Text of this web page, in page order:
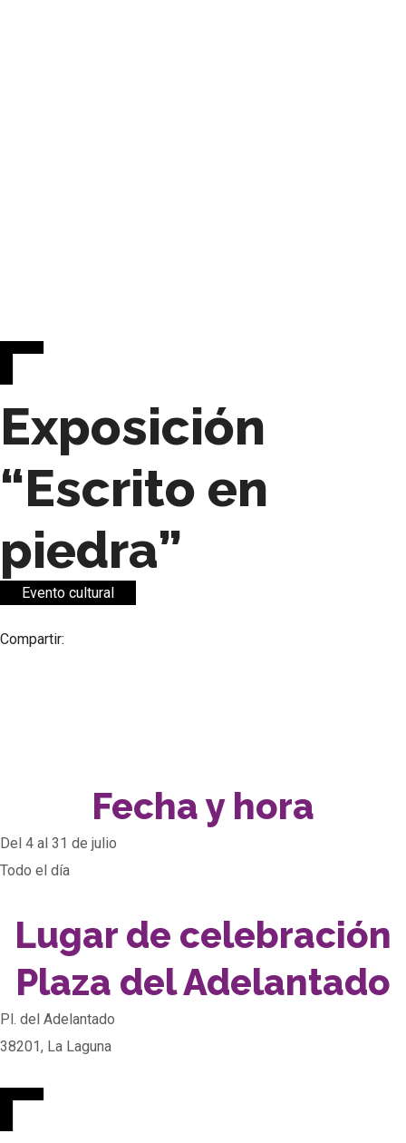
Exposición
“Escrito en
piedra”
Evento cultural
Compartir:
Fecha y hora
Del 4 al 31 de julio
Todo el día
Lugar de celebración
Plaza del Adelantado
Pl. del Adelantado
38201, La Laguna